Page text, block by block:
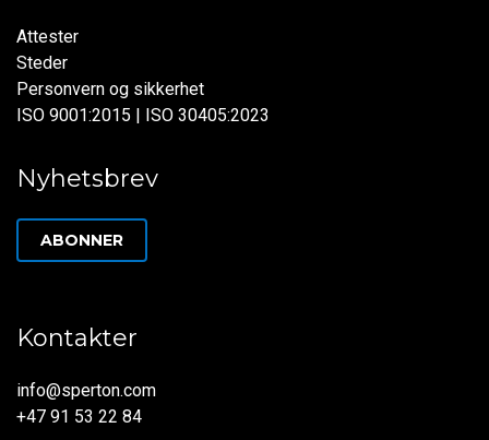
Attester
Steder
Personvern og sikkerhet
ISO 9001:2015 | ISO 30405:2023
Nyhetsbrev
ABONNER
Kontakter
info@sperton.com
+47 91 53 22 84